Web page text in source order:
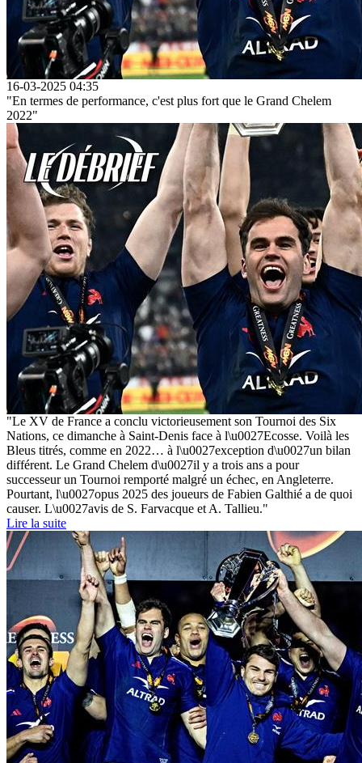
16-03-2025 04:35
"En termes de performance, c'est plus fort que le Grand Chelem
2022"
"Le XV de France a conclu victorieusement son Tournoi des Six
Nations, ce dimanche à Saint-Denis face à l\u0027Ecosse. Voilà les
Bleus titrés, comme en 2022… à l\u0027exception d\u0027un bilan
différent. Le Grand Chelem d\u0027il y a trois ans a pour
successeur un Tournoi remporté malgré un échec, en Angleterre.
Pourtant, l\u0027opus 2025 des joueurs de Fabien Galthié a de quoi
causer. L\u0027avis de S. Farvacque et A. Tallieu."
Lire la suite